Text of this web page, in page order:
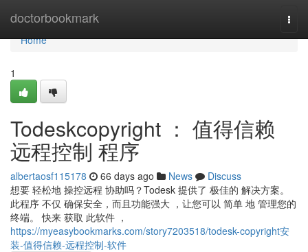
doctorbookmark
Home
Home
1
Todeskcopyright ： 值得信赖
远程控制 程序
albertaosf115178 66 days ago News
Discuss
想要 轻松地 操控远程 协助吗？Todesk 提供了 极佳的 解决方案。
此程序 不仅 确保安全，而且功能强大 ，让您可以 简单 地 管理您的
终端。 快来 获取 此软件 ，
https://myeasybookmarks.com/story7203518/todesk-copyright安
装-值得信赖-远程控制-软件